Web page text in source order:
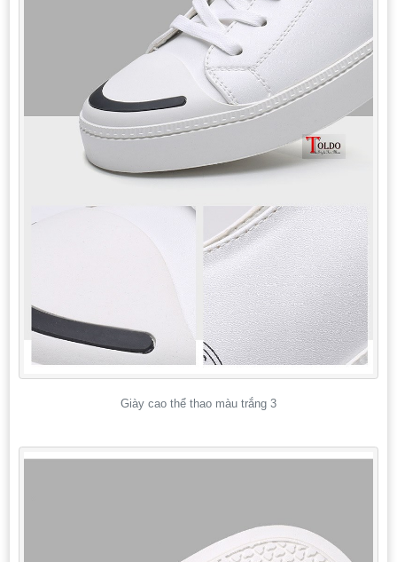
Giày cao thể thao màu trắng 3